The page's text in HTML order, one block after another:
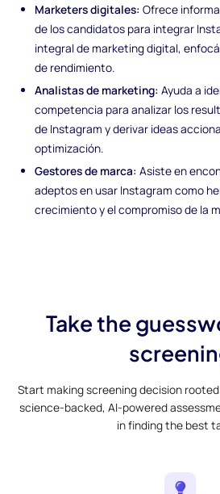
Marketers digitales: Ofrece
de los candidatos para integrar
integral de marketing digital,
de rendimiento.
Analistas de marketing: Ayuda a
competencia para analizar los
de Instagram y derivar ideas
optimización.
Gestores de marca: Asiste en
adeptos en usar Instagram como
crecimiento y el compromiso de la
Take the
Start making screening decision
science-backed, AI-powered
in finding the best